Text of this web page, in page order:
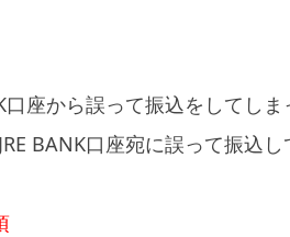
口座から誤って振込をしてし
BANK口座宛に誤って振込